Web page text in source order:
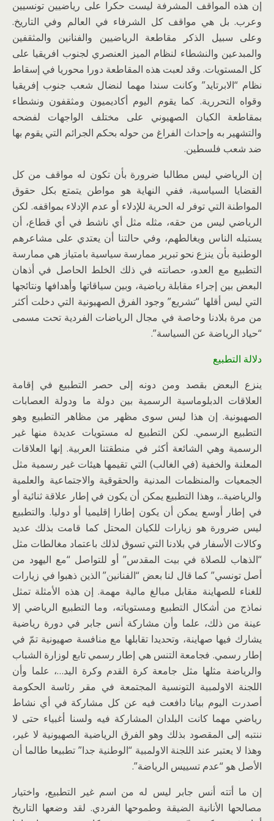
إن هذه المواقف المشرفة ليست حكرا على رياضيين تونسيين
وعرب. بل هي مواقف كل الشرفاء في العالم وفي التاريخ.
وعلى سبيل الذكر مقاطعة الرياضيين والفنانين والمثقفين
والمبدعين والنشطاء لنظام الميز العنصري لجنوب افريقيا على
كل المستويات. وقد لعبت هذه المقاطعة دورا محوريا في إسقاط
نظام “الابرتايد” وكانت سندا مهما لنضال شعب جنوب إفريقيا
وقواه التحررية. كما يقوم اليوم أكاديميون ومثقفون ونشطاء
بمقاطعة الكيان الصهيوني على مختلف الواجهات لفضحه
والتشهير به وإحداث الفراغ من حوله بحكم الجرائم التي يقوم بها
ضد شعب فلسطين.
إن الرياضي ليس مطالبا ضرورة بأن تكون له مواقف من كل
القضايا السياسية، ففي النهاية هو مواطن يتمتع بكل حقوق
المواطنة التي توفر له الحرية للإدلاء أو عدم الإدلاء بمواقفه. لكن
الرياضي ليس من حقه، مثله مثل أي ناشط في أي قطاع، أن
يستبله الناس ويغالطهم، وفي حالتنا أن يعتدي على مشاعرهم
الوطنية بأن ينزع نحو تبرير ممارسة سياسية بامتياز هي ممارسة
التطبيع مع العدو، حصانته في ذلك الخلط الحاصل في أذهان
البعض بين إجراء مقابلة رياضية، وبين سياقاتها وأهدافها ونتائجها
التي ليس أقلها “تشريع” وجود الفرق الصهيونية التي دخلت أكثر
من مرة بلادنا وخاصة في مجال الرياضات الفردية تحت مسمى
“حياد الرياضة عن السياسة”.
دلالة التطبيع
ينزع البعض بقصد ومن دونه إلى حصر التطبيع في إقامة
العلاقات الدبلوماسية الرسمية بين دولة ما ودولة العصابات
الصهيونية. إن هذا ليس سوى مظهر من مظاهر التطبيع وهو
التطبيع الرسمي. لكن التطبيع له مستويات عديدة منها غير
الرسمية وهي الشائعة أكثر في منطقتنا العربية. إنها العلاقات
المعلنة والخفية (في الغالب) التي تقيمها هيئات غير رسمية مثل
الجمعيات والمنظمات المدنية والحقوقية والاجتماعية والعلمية
والرياضية..، وهذا التطبيع يمكن أن يكون في إطار علاقة ثنائية أو
في إطار أوسع يمكن أن يكون إطارا إقليميا أو دوليا. والتطبيع
ليس ضرورة هو زيارات للكيان المحتل كما قامت بذلك عديد
وكالات الأسفار في بلادنا التي تسوق لذلك باعتماد مغالطات مثل
“الذهاب للصلاة في بيت المقدس” أو للتواصل “مع اليهود من
أصل تونسي” كما قال لنا بعض “الفنانين” الذين ذهبوا في زيارات
للغناء للصهاينة مقابل مبالغ مالية مهمة. إن هذه الأمثلة تمثل
نماذج من أشكال التطبيع ومستوياته، وما التطبيع الرياضي إلا
عينة من ذلك، علما وأن مشاركة أنس جابر في دورة رياضية
يشارك فيها صهاينة، وتحديدا تقابلها مع منافسة صهيونية تمّ في
إطار رسمي. فجامعة التنس هي إطار رسمي تابع لوزارة الشباب
والرياضة مثلها مثل جامعة كرة القدم وكرة اليد…، علما وأن
اللجنة الاولمبية التونسية المجتمعة في مقر رئاسة الحكومة
أصدرت اليوم بيانا دافعت فيه عن كل مشاركة في أي نشاط
رياضي مهما كانت البلدان المشاركة فيه ولسنا أغبياء حتى لا
ننتبه إلى المقصود بذلك وهو الفرق الرياضية الصهيونية لا غير،
وهذا لا يعتبر عند اللجنة الاولمبية “الوطنية جدا” تطبيعا طالما أن
الأصل هو “عدم تسييس الرياضة”.
إن ما أتته أنس جابر ليس له من اسم غير التطبيع، واختيار
مصالحها الأنانية الضيقة وطموحها الفردي. لقد وضعها التاريخ